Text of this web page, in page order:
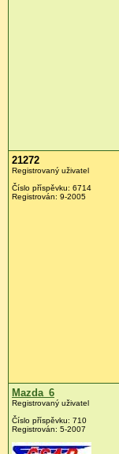
21272
Registrovaný uživatel
Číslo příspěvku: 6714
Registrován: 9-2005
Mazda_6
Registrovaný uživatel
Číslo příspěvku: 710
Registrován: 5-2007